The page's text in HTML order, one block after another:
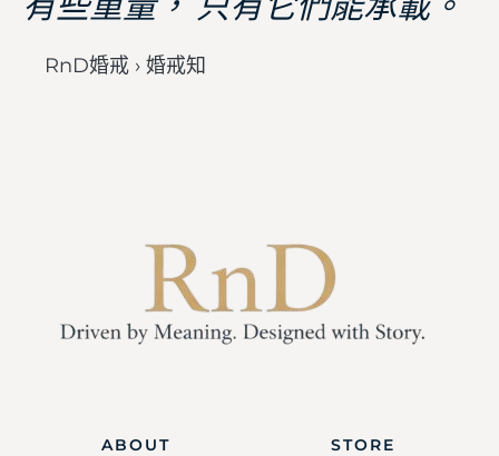
RnD婚戒 › 婚戒知
ABOUT STORE